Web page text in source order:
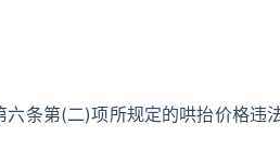
条第(二)项所规定的哄抬价格违